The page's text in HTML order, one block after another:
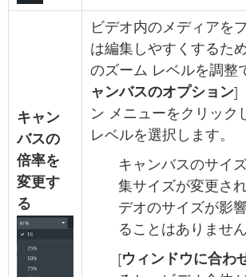
キャン
バスの
倍率を
変更す
る
ビデオ内のメディアを
は編集しやすくするた
のズーム レベルを調整
ャンバスのオプション
ン メニューをクリック
レベルを選択します。
キャンバスのサイ
集サイズが変更さ
デオのサイズが影
ることはありません
ウィンドウに合わ